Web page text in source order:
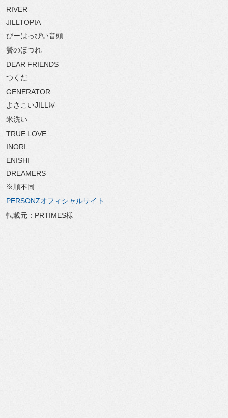
RIVER
JILLTOPIA
びーはっぴい音頭
鬢のほつれ
DEAR FRIENDS
つくだ
GENERATOR
よさこいJILL屋
米洗い
TRUE LOVE
INORI
ENISHI
DREAMERS
※順不同
PERSONZオフィシャルサイト
転載元：PRTIMES様